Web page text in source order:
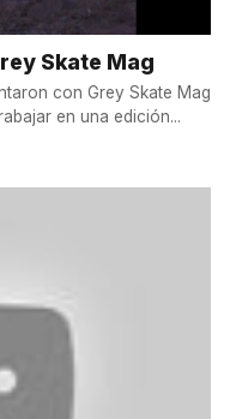
Skate Mag
con Grey Skate Mag
en una edición...